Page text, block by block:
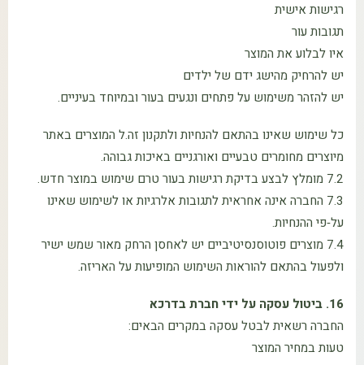
רגישות אישית
תגובות עור
איו לבלוע את המוצר
יש להרחיק מהישג ידם של ילדים
יש להזהר משימוש על פתחים ונגעים בעור ובמיוחד בעיניים.
כל שימוש שאינו בהתאם להנחיות ולתקנון זה.ל המוצרים באתר
מיוצרים מחומרים טבעיים ואורגניים באיכות גבוהה.
7.2 מומלץ לבצע בדיקת רגישות בעור טרם שימוש במוצר חדש.
7.3 החברה אינה אחראית לתגובות אלרגיות או לשימוש שאינו
על‑פי ההנחיות.
7.4 מוצרים פוטוסנסיטיביים יש לאחסן הרחק מאור שמש ישיר
ולפעול בהתאם להוראות השימוש המופיעות על האריזה.
16. ביטול עסקה על ידי חברת בדרכא
החברה רשאית לבטל עסקה במקרים הבאים:
טעות במחיר המוצר